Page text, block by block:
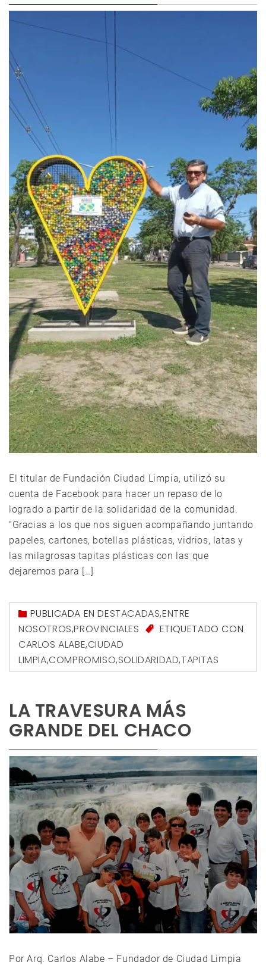
El titular de Fundación Ciudad Limpia, utilizó su
cuenta de Facebook para hacer un repaso de lo
logrado a partir de la solidaridad de la comunidad.
“Gracias a los que nos siguen acompañando juntando
papeles, cartones, botellas plásticas, vidrios, latas y
las milagrosas tapitas plásticas con las que
dejaremos para […]
PUBLICADA ENDESTACADAS,ENTRE
NOSOTROS,PROVINCIALES
ETIQUETADO CON
CARLOS ALABE,CIUDAD
LIMPIA,COMPROMISO,SOLIDARIDAD,TAPITAS
LA TRAVESURA MÁS
GRANDE DEL CHACO
Por Arq. Carlos Alabe – Fundador de Ciudad Limpia